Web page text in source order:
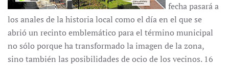
fecha pasará a
los anales de la historia local como el día en el que se
abrió un recinto emblemático para el término municipal
no sólo porque ha transformado la imagen de la zona,
sino también las posibilidades de ocio de los vecinos. 16